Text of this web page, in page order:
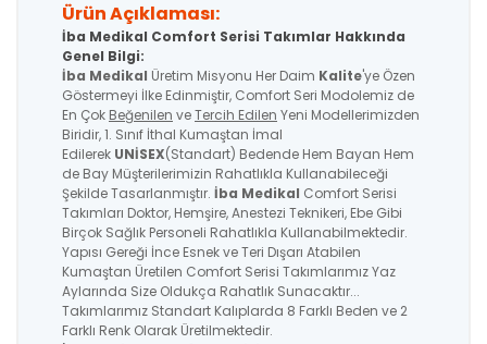
Ürün Açıklaması:
İba Medikal Comfort Serisi Takımlar Hakkında
Genel Bilgi:
İba Medikal Üretim Misyonu Her Daim Kalite'ye Özen
Göstermeyi İlke Edinmiştir, Comfort Seri Modolemiz de
En Çok Beğenilen veTercih Edilen Yeni Modellerimizden
Biridir, 1. Sınıf İthal Kumaştan İmal
Edilerek UNİSEX(Standart) Bedende Hem Bayan Hem
de Bay Müşterilerimizin Rahatlıkla Kullanabileceği
Şekilde Tasarlanmıştır. İba Medikal Comfort Serisi
Takımları Doktor, Hemşire, Anestezi Teknikeri, Ebe Gibi
Birçok Sağlık Personeli Rahatlıkla Kullanabilmektedir.
Yapısı Gereği İnce Esnek ve Teri Dışarı Atabilen
Kumaştan Üretilen Comfort Serisi Takımlarımız Yaz
Aylarında Size Oldukça Rahatlık Sunacaktır...
Takımlarımız Standart Kalıplarda 8 Farklı Beden ve 2
Farklı Renk Olarak Üretilmektedir.